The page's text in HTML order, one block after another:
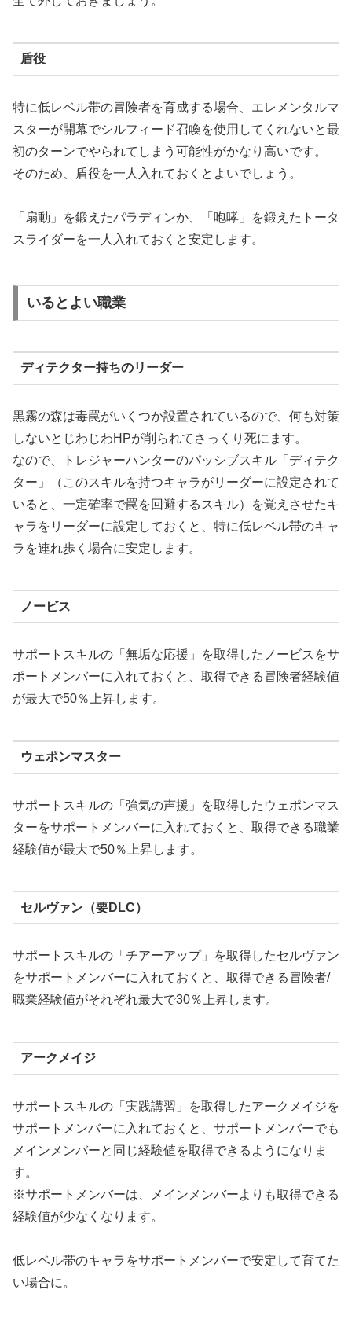
盾役
特に低レベル帯の冒険者を育成する場合、エレメンタルマ
スターが開幕でシルフィード召喚を使用してくれないと最
初のターンでやられてしまう可能性がかなり高いです。
そのため、盾役を一人入れておくとよいでしょう。
「扇動」を鍛えたパラディンか、「咆哮」を鍛えたトータ
スライダーを一人入れておくと安定します。
いるとよい職業
ディテクター持ちのリーダー
黒霧の森は毒罠がいくつか設置されているので、何も対策
しないとじわじわHPが削られてさっくり死にます。
なので、トレジャーハンターのパッシブスキル「ディテク
ター」（このスキルを持つキャラがリーダーに設定されて
いると、一定確率で罠を回避するスキル）を覚えさせたキ
ャラをリーダーに設定しておくと、特に低レベル帯のキャ
ラを連れ歩く場合に安定します。
ノービス
サポートスキルの「無垢な応援」を取得したノービスをサ
ポートメンバーに入れておくと、取得できる冒険者経験値
が最大で50％上昇します。
ウェポンマスター
サポートスキルの「強気の声援」を取得したウェポンマス
ターをサポートメンバーに入れておくと、取得できる職業
経験値が最大で50％上昇します。
セルヴァン（要DLC）
サポートスキルの「チアーアップ」を取得したセルヴァン
をサポートメンバーに入れておくと、取得できる冒険者/
職業経験値がそれぞれ最大で30％上昇します。
アークメイジ
サポートスキルの「実践講習」を取得したアークメイジを
サポートメンバーに入れておくと、サポートメンバーでも
メインメンバーと同じ経験値を取得できるようになりま
す。
※サポートメンバーは、メインメンバーよりも取得できる
経験値が少なくなります。
低レベル帯のキャラをサポートメンバーで安定して育てた
い場合に。